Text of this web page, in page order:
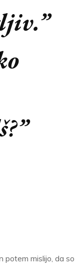
potem mislijo, da so